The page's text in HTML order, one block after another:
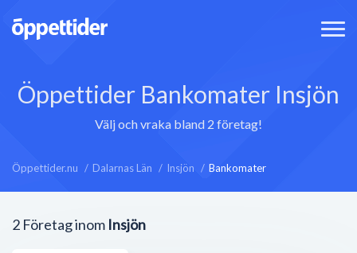
Öppettider Bankomater Insjön
Välj och vraka bland 2 företag!
Öppettider.nu Dalarnas Län Insjön Bankomater
2 Företag inom Insjön